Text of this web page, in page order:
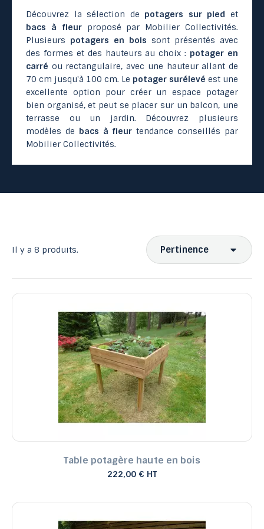
Découvrez la sélection de potagers sur pied et
bacs à fleurproposé par Mobilier Collectivités.
Plusieurs potagers en bois sont présentés avec
des formes et des hauteurs au choix : potager en
carré ou rectangulaire, avec une hauteur allant de
70 cm jusqu'à 100 cm. Le potager surélevé est une
excellente option pour créer un espace potager
bien organisé, et peut se placer sur un balcon, une
terrasse ou un jardin. Découvrez plusieurs
modèles de bacs à fleur tendance conseillés par
Mobilier Collectivités.
Il y a 8 produits. Pertinence
Pertinence
Nom, A à Z
Nom, Z à A
Prix, croissant
Prix, décroissant
Reference, A to Z
Reference, Z to A
Table potagère haute en bois
222,00 € HT